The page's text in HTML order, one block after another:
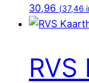
30,96 (37,46